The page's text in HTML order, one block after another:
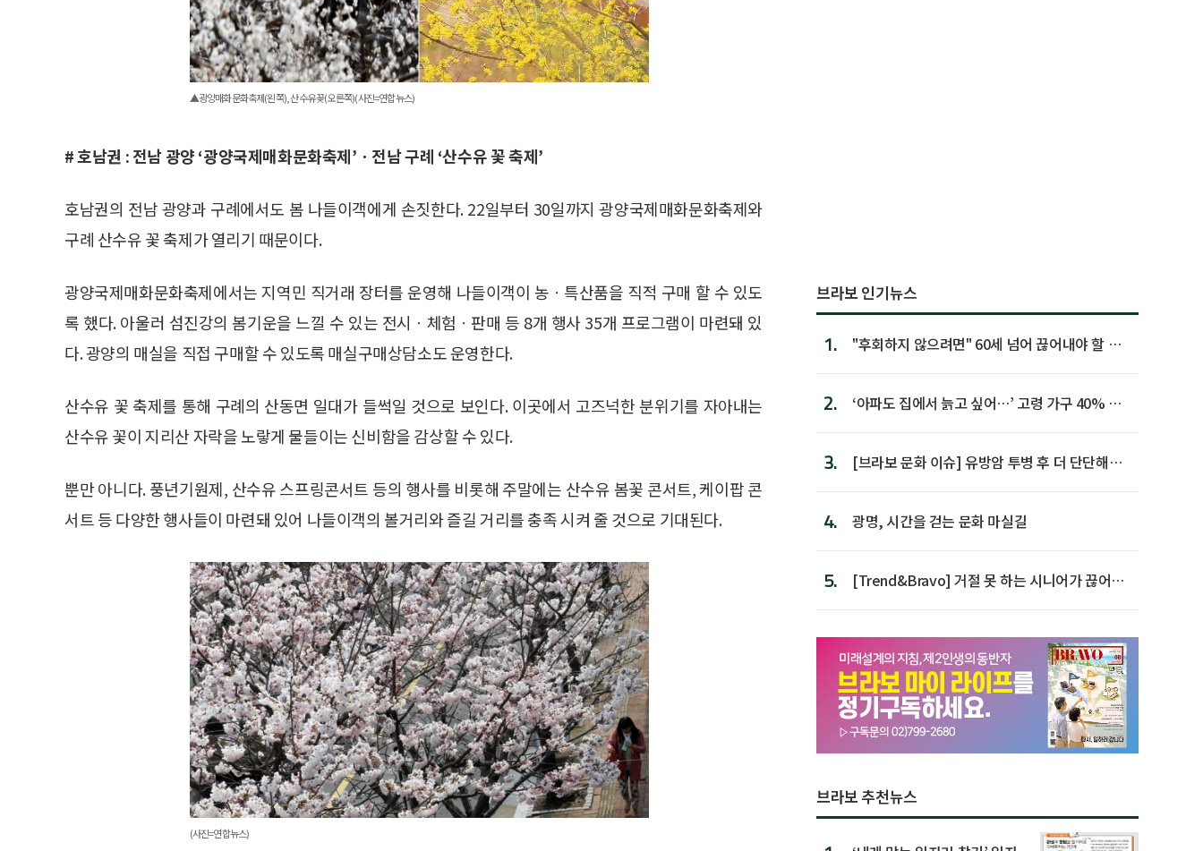
▲광양매화문화축제(왼쪽), 산수유 꽃(오른쪽)(사진=연합뉴스)
# 호남권 : 전남 광양 ‘광양국제매화문화축제’ㆍ전남 구례 ‘산수유 꽃 축제’
호남권의 전남 광양과 구례에서도 봄 나들이객에게 손짓한다. 22일부터 30일까지 광양국제매화문화축제와
구례 산수유 꽃 축제가 열리기 때문이다.
광양국제매화문화축제에서는 지역민 직거래 장터를 운영해 나들이객이 농ㆍ특산품을 직적 구매 할 수 있도
록 했다. 아울러 섬진강의 봄기운을 느낄 수 있는 전시ㆍ체험ㆍ판매 등 8개 행사 35개 프로그램이 마련돼 있
다. 광양의 매실을 직접 구매할 수 있도록 매실구매상담소도 운영한다.
산수유 꽃 축제를 통해 구례의 산동면 일대가 들썩일 것으로 보인다. 이곳에서 고즈넉한 분위기를 자아내는
산수유 꽃이 지리산 자락을 노랗게 물들이는 신비함을 감상할 수 있다.
뿐만 아니다. 풍년기원제, 산수유 스프링콘서트 등의 행사를 비롯해 주말에는 산수유 봄꽃 콘서트, 케이팝 콘
서트 등 다양한 행사들이 마련돼 있어 나들이객의 볼거리와 즐길 거리를 충족 시켜 줄 것으로 기대된다.
(사진=연합뉴스)
브라보 인기뉴스
1.
"후회하지 않으려면" 60세 넘어 끊어내야 할 사
2.
‘아파도 집에서 늙고 싶어…’ 고령 가구 40% 노
3.
[브라보 문화 이슈] 유방암 투병 후 더 단단해진
4. 광명, 시간을 걷는 문화 마실길
5.
[Trend&Bravo] 거절 못 하는 시니어가 끊어야
브라보 추천뉴스